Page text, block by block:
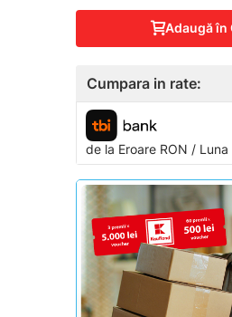
Adaugă în
Cumpara in rate:
de la EroareRON / Luna